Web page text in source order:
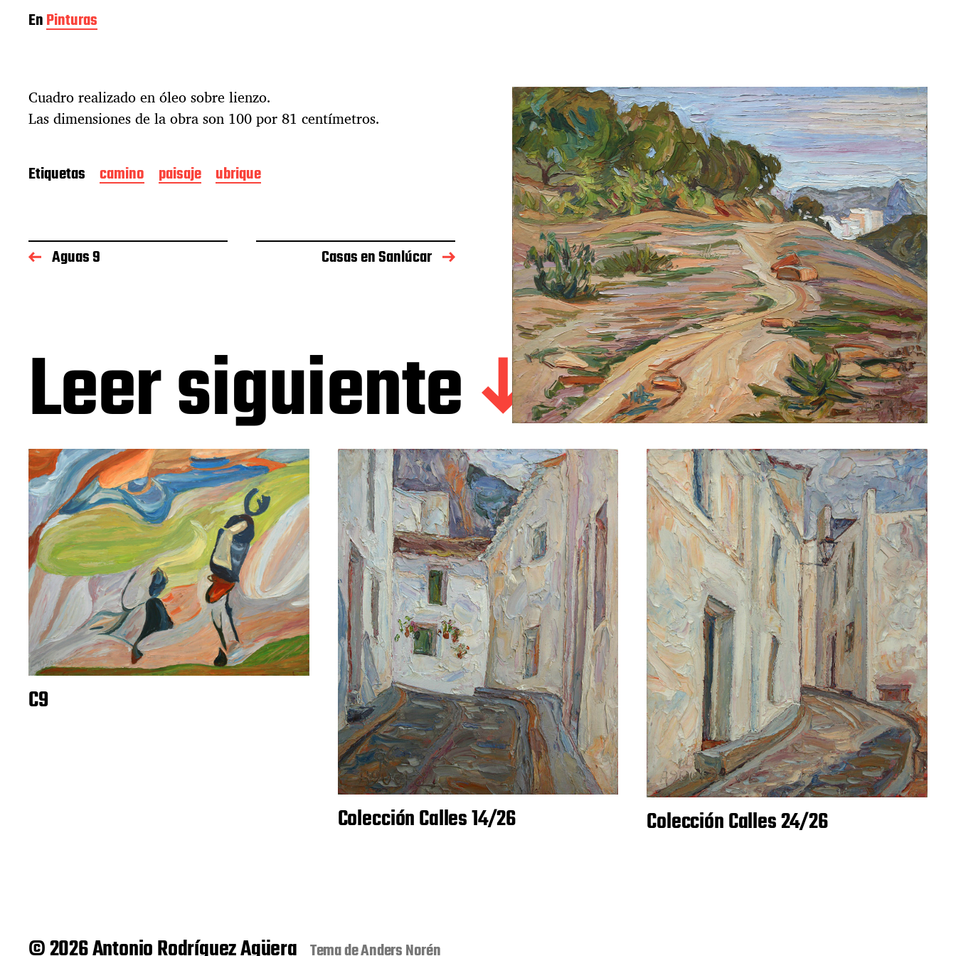
EnPinturas
Cuadro realizado en óleo sobre lienzo.
Las dimensiones de la obra son 100 por 81 centímetros.
Etiquetas camino paisaje ubrique
Aguas 9 Casas en Sanlúcar
Leer siguiente
C9
Colección Calles 14/26 Colección Calles 24/26
© 2026 Antonio Rodríguez Agüera Tema deAnders Norén